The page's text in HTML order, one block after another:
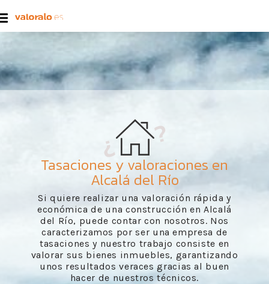
Tasaciones y valoraciones en
Alcalá del Río
Si quiere realizar una valoración rápida y
económica de una construcción en Alcalá
del Río, puede contar con nosotros. Nos
caracterizamos por ser una empresa de
tasaciones y nuestro trabajo consiste en
valorar sus bienes inmuebles, garantizando
unos resultados veraces gracias al buen
hacer de nuestros técnicos.